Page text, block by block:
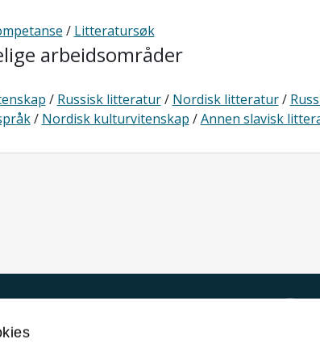
/ Litteratursøk
arbeidsområder
/ Russisk litteratur/ Nordisk litteratur/
/ Nordisk kulturvitenskap /Annen slavisk